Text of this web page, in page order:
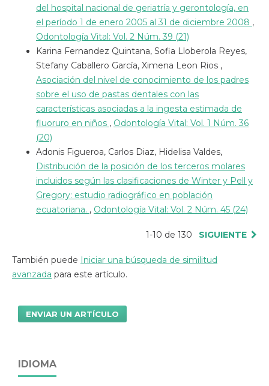
del hospital nacional de geriatría y gerontología, en
el período 1 de enero 2005 al 31 de diciembre 2008 ,
Odontología Vital: Vol. 2 Núm. 39 (21)
Karina Fernandez Quintana, Sofia Lloberola Reyes,
Stefany Caballero García, Ximena Leon Rios ,
Asociación del nivel de conocimiento de los padres
sobre el uso de pastas dentales con las
características asociadas a la ingesta estimada de
fluoruro en niños , Odontología Vital: Vol. 1 Núm. 36
(20)
Adonis Figueroa, Carlos Diaz, Hidelisa Valdes,
Distribución de la posición de los terceros molares
incluidos según las clasificaciones de Winter y Pell y
Gregory: estudio radiográfico en población
ecuatoriana. , Odontología Vital: Vol. 2 Núm. 45 (24)
1-10 de 130 SIGUIENTE
También puede
Iniciar una búsqueda de similitud
avanzada para este artículo.
ENVIAR UN ARTÍCULO
IDIOMA